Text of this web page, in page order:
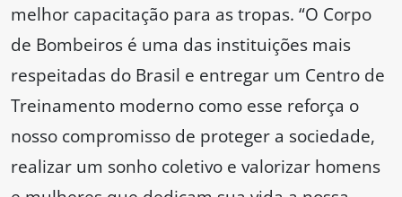
melhor capacitação para as tropas. “O Corpo
de Bombeiros é uma das instituições mais
respeitadas do Brasil e entregar um Centro de
Treinamento moderno como esse reforça o
nosso compromisso de proteger a sociedade,
realizar um sonho coletivo e valorizar homens